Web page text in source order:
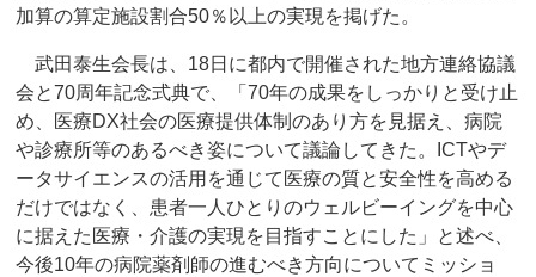
加算の算定施設割合50％以上の実現を掲げた。
武田泰生会長は、18日に都内で開催された地方連絡協議
会と70周年記念式典で、「70年の成果をしっかりと受け止
め、医療DX社会の医療提供体制のあり方を見据え、病院
や診療所等のあるべき姿について議論してきた。ICTやデ
ータサイエンスの活用を通じて医療の質と安全性を高める
だけではなく、患者一人ひとりのウェルビーイングを中心
に据えた医療・介護の実現を目指すことにした」と述べ、
今後10年の病院薬剤師の進むべき方向についてミッショ